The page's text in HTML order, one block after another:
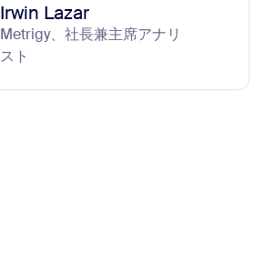
Irwin Lazar
Metrigy、社長兼主席アナリ
スト